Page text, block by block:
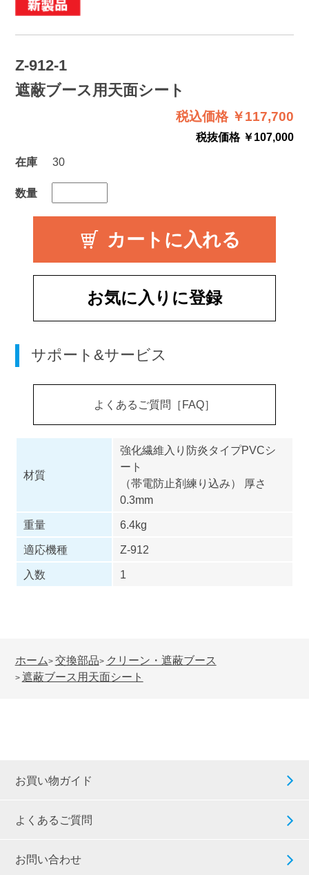
Z-912-1
遮蔽ブース用天面シート
税込価格 ￥117,700
税抜価格 ￥107,000
在庫
30
数量
お気に入りに登録
サポート&サービス
よくあるご質問［FAQ］
材質
強化繊維入り防炎タイプPVCシ
ート
（帯電防止剤練り込み） 厚さ
0.3mm
重量
6.4kg
適応機種
Z-912
入数
1
ホーム> 交換部品> クリーン・遮蔽ブース
> 遮蔽ブース用天面シート
お買い物ガイド
よくあるご質問
お問い合わせ